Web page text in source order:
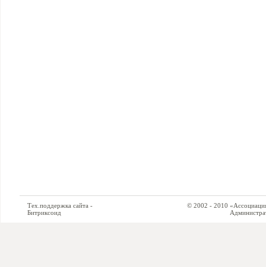
Тех.поддержка сайта -
Битриксоид
© 2002 - 2010 «Ассоциация